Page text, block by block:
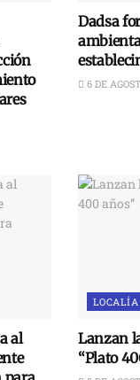
Dadsa
6 DE
al
LOCALÍA
Lanzan
“Plato